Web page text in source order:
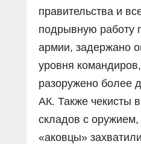
правительства и
подрывную работу
армии, задержано
уровня
разоружено более
АК. Также чекисты
складов с оружием,
«аковцы»